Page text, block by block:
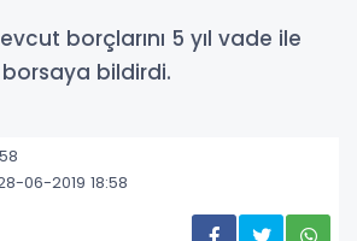
borçlarını 5 yıl vade ile
borsaya bildirdi.
06-2019 18:58